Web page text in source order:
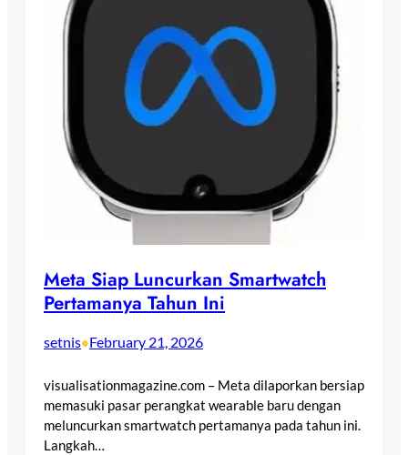
Meta Siap Luncurkan Smartwatch
Pertamanya Tahun Ini
setnis•February 21, 2026
visualisationmagazine.com – Meta dilaporkan bersiap
memasuki pasar perangkat wearable baru dengan
meluncurkan smartwatch pertamanya pada tahun ini.
Langkah…